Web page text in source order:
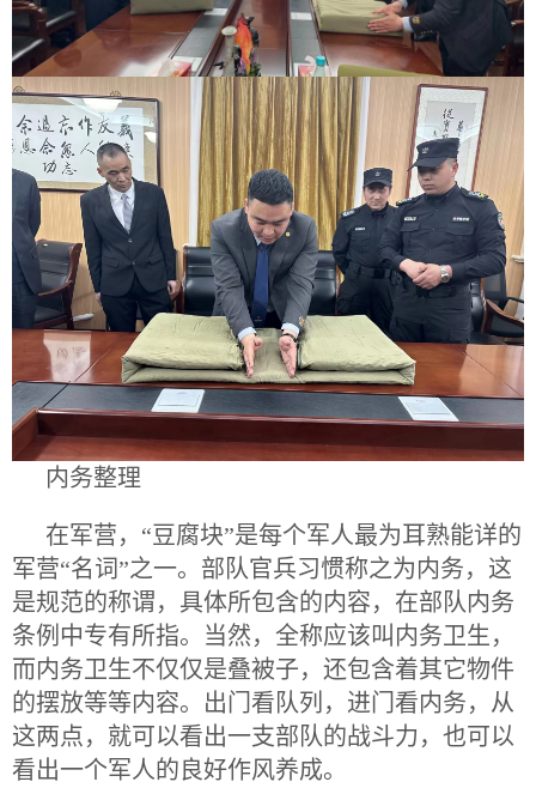
内务整理
在军营，“豆腐块”是每个军人最为耳熟能详的
军营“名词”之一。部队官兵习惯称之为内务，这
是规范的称谓，具体所包含的内容，在部队内务
条例中专有所指。当然，全称应该叫内务卫生，
而内务卫生不仅仅是叠被子，还包含着其它物件
的摆放等等内容。出门看队列，进门看内务，从
这两点，就可以看出一支部队的战斗力，也可以
看出一个军人的良好作风养成。